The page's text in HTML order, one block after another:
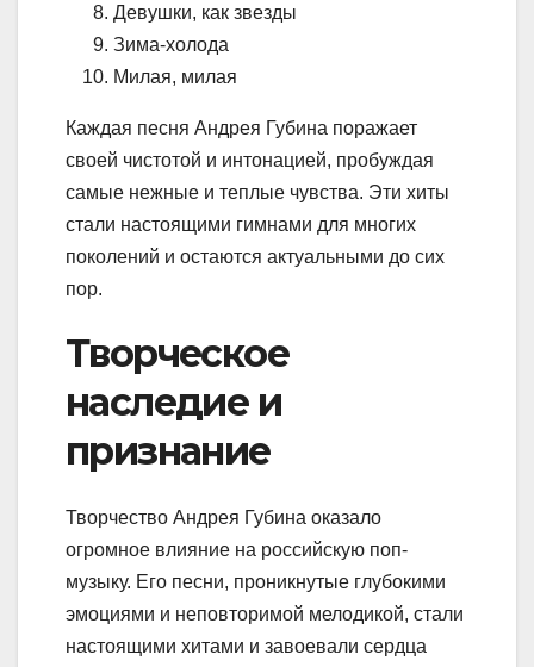
Девушки, как звезды
Зима-холода
Милая, милая
Каждая песня Андрея Губина поражает
своей чистотой и интонацией, пробуждая
самые нежные и теплые чувства. Эти хиты
стали настоящими гимнами для многих
поколений и остаются актуальными до сих
пор.
Творческое
наследие и
признание
Творчество Андрея Губина оказало
огромное влияние на российскую поп-
музыку. Его песни, проникнутые глубокими
эмоциями и неповторимой мелодикой, стали
настоящими хитами и завоевали сердца